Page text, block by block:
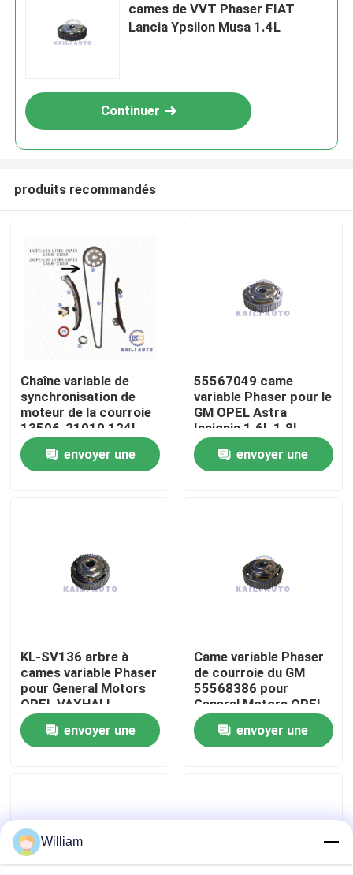
À la maison
Produits
À propos de nous
Contrôle de la qualité
Nous contacter
Demandez un devis
Kit à chaînes de synchronisation
cames de VVT Phaser FIAT
Lancia Ypsilon Musa 1.4L
Continuer
produits recommandés
Chaîne variable de
synchronisation de
moteur de la courroie
13506-21010 124L
13540-21010 de
TOYOTA COROLLA
envoyer une
55567049 came
variable Phaser pour le
GM OPEL Astra
Insignia 1.6L 1.8L
envoyer une
KL-SV136 arbre à
cames variable Phaser
pour General Motors
OPEL VAXHALL
CRUZE 55567048
envoyer une
Came variable Phaser
de courroie du GM
55568386 pour
General Motors OPEL
VAXHALL
envoyer une
William